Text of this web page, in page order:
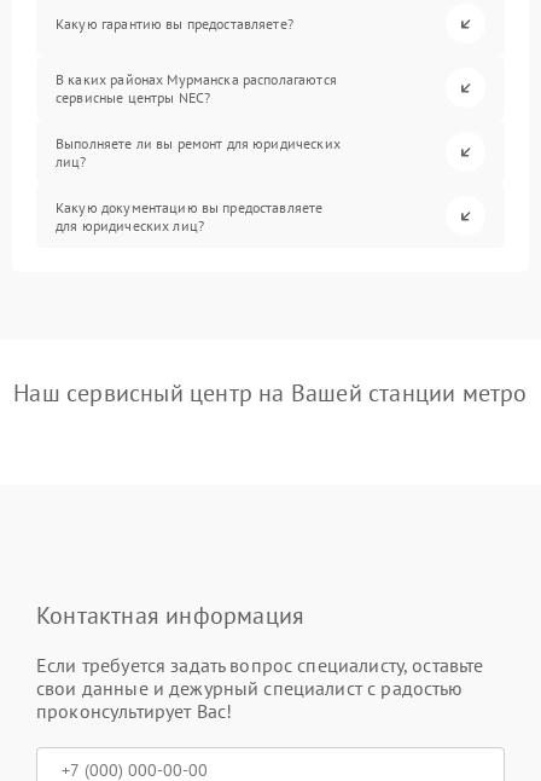
Какую гарантию вы предоставляете?
В каких районах Мурманска располагаются
сервисные центры NEC?
Выполняете ли вы ремонт для юридических
лиц?
Какую документацию вы предоставляете
для юридических лиц?
Наш сервисный центр на Вашей станции метро
Контактная информация
Если требуется задать вопрос специалисту, оставьте
свои данные и дежурный специалист с радостью
проконсультирует Вас!